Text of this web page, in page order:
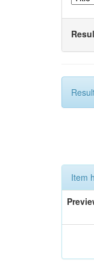
Item